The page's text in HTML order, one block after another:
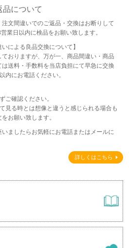
品について
文間違いでのご返品・交換はお断りして
業日以内に検品をお願い致します。
による良品交換について】
おりますが、万が一、商品間違い・商品
送料・手数料を当店負担にて早急に交換
内にお電話ください。
ご確認ください。
見る時とは想像と違うと感じられる場合も
お願い致します。
ましたらお気軽にお電話またはメールに
詳しくはこちら